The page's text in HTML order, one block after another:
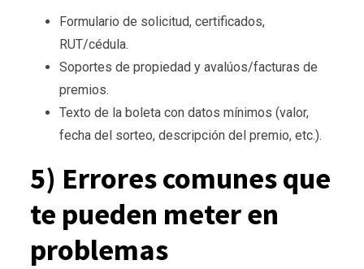
Formulario de solicitud, certificados,
RUT/cédula.
Soportes de propiedad y avalúos/facturas de
premios.
Texto de la boleta con datos mínimos (valor,
fecha del sorteo, descripción del premio, etc.).
5) Errores comunes que
te pueden meter en
problemas